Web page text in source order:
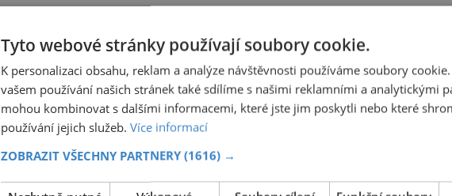
Tyto webové stránky používají soubory cookie.
K personalizaci obsahu, reklam a analýze návštěvnosti používáme soubory
vašem používání našich stránek také sdílíme s našimi reklamními a analytickými
mohou kombinovat s dalšími informacemi, které jste jim poskytli nebo které
používání jejich služeb. Více informací
ZOBRAZIT VŠECHNY PARTNERY (1616) →